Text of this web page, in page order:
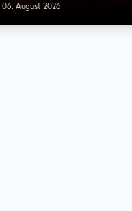
06. August 2026